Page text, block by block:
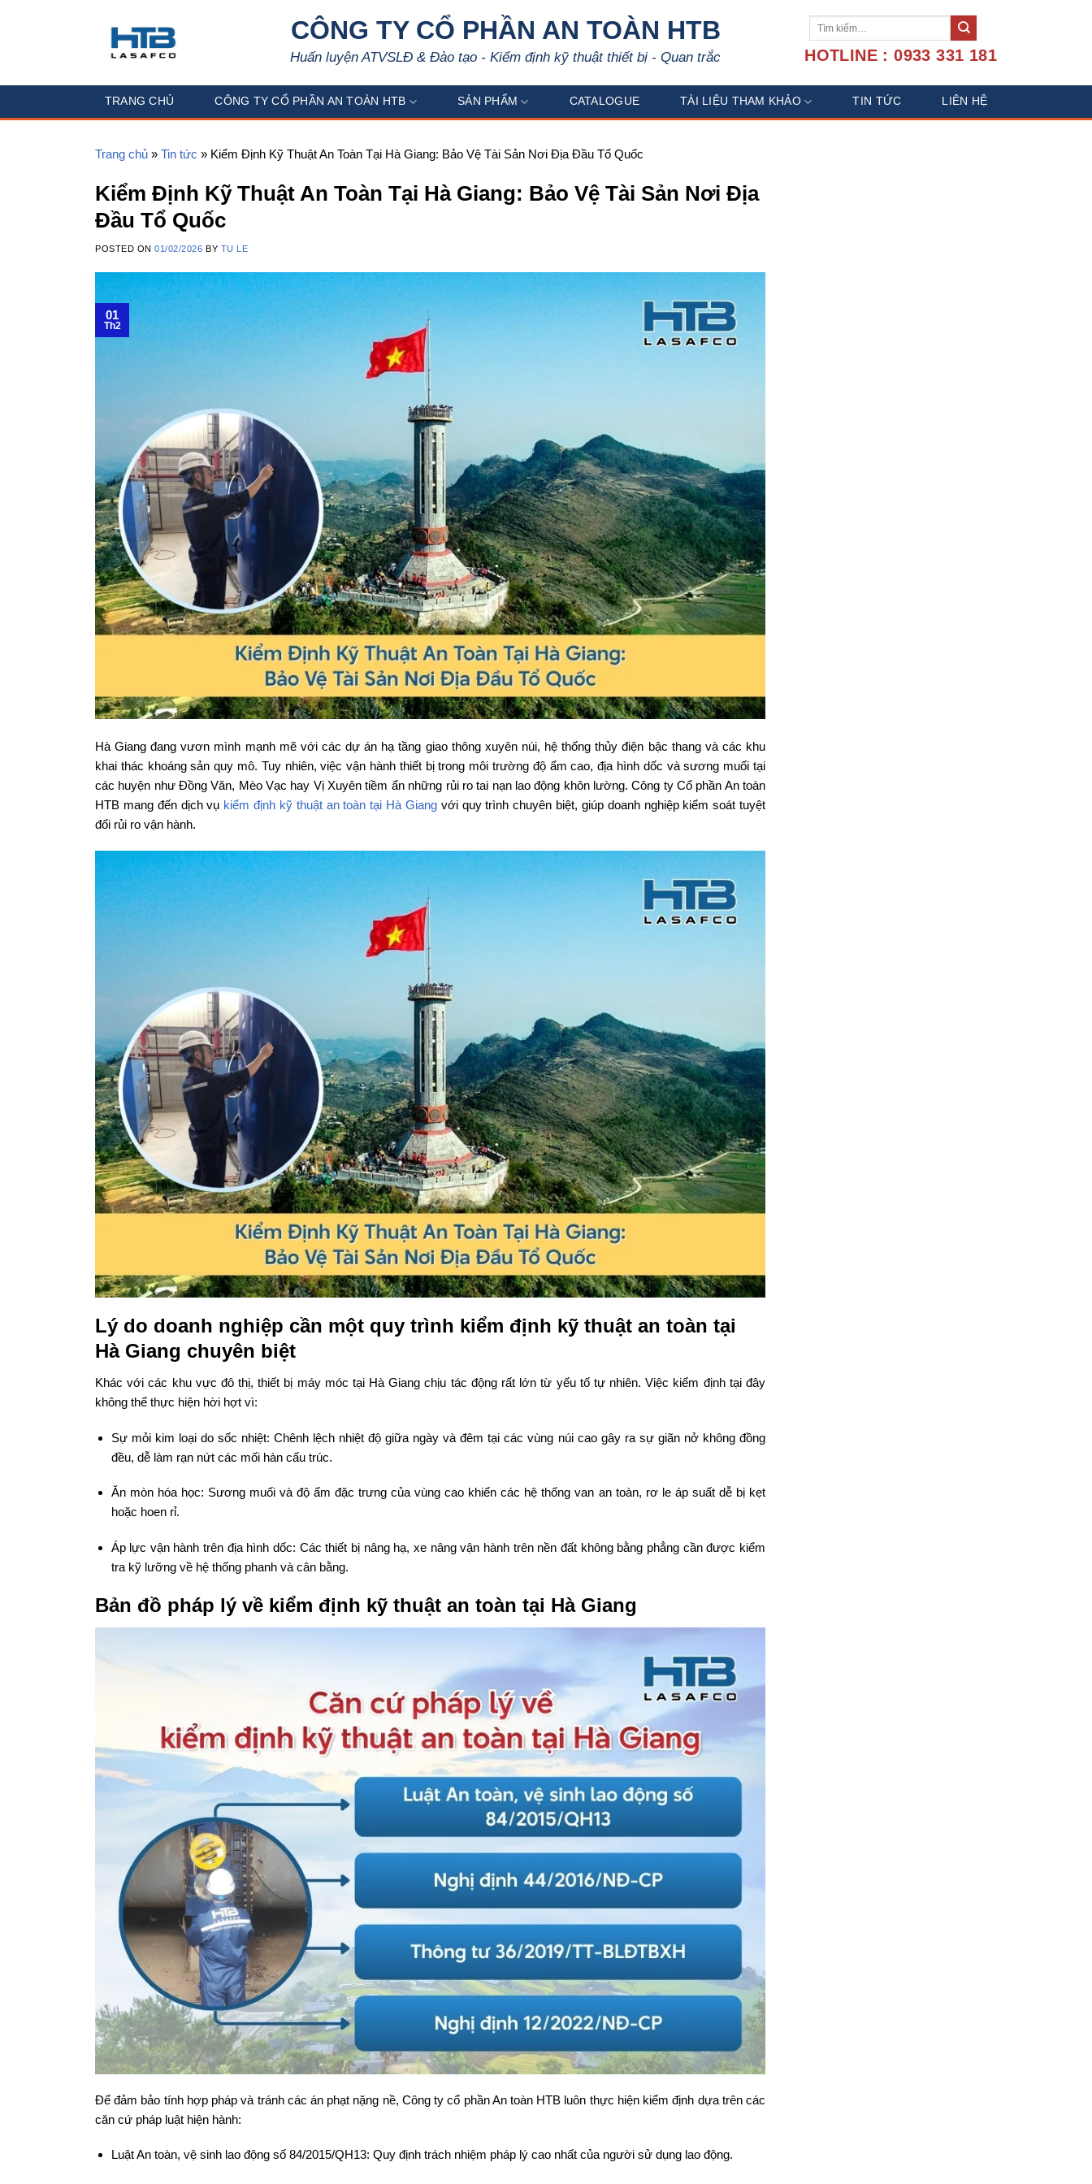
CÔNG TY CỔ PHẦN AN TOÀN HTB
Huấn luyện ATVSLĐ & Đào tạo - Kiểm định kỹ thuật thiết bị - Quan trắc
Tìm
HOTLINE : 0933 331 181
TRANG CHỦ CÔNG TY CỔ PHẦN AN TOÀN HTB SẢN PHẨM CATALOGUE TÀI LIỆU THAM KHẢO TIN TỨC LIÊN HỆ
Trang chủ » Tin tức » Kiểm Định Kỹ Thuật An Toàn Tại Hà Giang: Bảo Vệ Tài Sản Nơi Địa Đầu Tổ Quốc
Kiểm Định Kỹ Thuật An Toàn Tại Hà Giang: Bảo Vệ Tài Sản Nơi Địa
Đầu Tổ Quốc
POSTED ON01/02/2026 BY TU LE
01
Th2
Hà Giang đang vươn mình mạnh mẽ với các dự án hạ tầng giao thông xuyên núi, hệ thống thủy điện bậc thang và các khu
khai thác khoáng sản quy mô. Tuy nhiên, việc vận hành thiết bị trong môi trường độ ẩm cao, địa hình dốc và sương muối tại
các huyện như Đồng Văn, Mèo Vạc hay Vị Xuyên tiềm ẩn những rủi ro tai nạn lao động khôn lường. Công ty Cổ phần An toàn
HTB mang đến dịch vụ kiểm định kỹ thuật an toàn tại Hà Giangvới quy trình chuyên biệt, giúp doanh nghiệp kiểm soát tuyệt
đối rủi ro vận hành.
Lý do doanh nghiệp cần một quy trình kiểm định kỹ thuật an toàn tại
Hà Giang chuyên biệt
Khác với các khu vực đô thị, thiết bị máy móc tại Hà Giang chịu tác động rất lớn từ yếu tố tự nhiên. Việc kiểm định tại đây
không thể thực hiện hời hợt vì:
Sự mỏi kim loại do sốc nhiệt: Chênh lệch nhiệt độ giữa ngày và đêm tại các vùng núi cao gây ra sự giãn nở không đồng
đều, dễ làm rạn nứt các mối hàn cấu trúc.
Ăn mòn hóa học: Sương muối và độ ẩm đặc trưng của vùng cao khiến các hệ thống van an toàn, rơ le áp suất dễ bị kẹt
hoặc hoen rỉ.
Áp lực vận hành trên địa hình dốc: Các thiết bị nâng hạ, xe nâng vận hành trên nền đất không bằng phẳng cần được kiểm
tra kỹ lưỡng về hệ thống phanh và cân bằng.
Bản đồ pháp lý về kiểm định kỹ thuật an toàn tại Hà Giang
Để đảm bảo tính hợp pháp và tránh các án phạt nặng nề, Công ty cổ phần An toàn HTB luôn thực hiện kiểm định dựa trên các
căn cứ pháp luật hiện hành:
Luật An toàn, vệ sinh lao động số 84/2015/QH13: Quy định trách nhiệm pháp lý cao nhất của người sử dụng lao động.